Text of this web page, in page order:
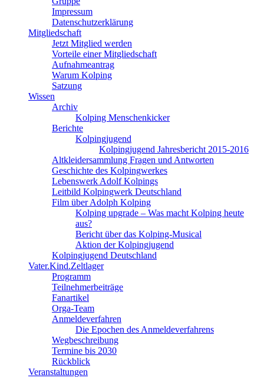
Impressum
Datenschutzerklärung
Mitgliedschaft
Jetzt Mitglied werden
Vorteile einer Mitgliedschaft
Aufnahmeantrag
Warum Kolping
Satzung
Wissen
Archiv
Kolping Menschenkicker
Berichte
Kolpingjugend
Kolpingjugend Jahresbericht 2015-2016
Altkleidersammlung Fragen und Antworten
Geschichte des Kolpingwerkes
Lebenswerk Adolf Kolpings
Leitbild Kolpingwerk Deutschland
Film über Adolph Kolping
Kolping upgrade – Was macht Kolping heute
aus?
Bericht über das Kolping-Musical
Aktion der Kolpingjugend
Kolpingjugend Deutschland
Vater.Kind.Zeltlager
Programm
Teilnehmerbeiträge
Fanartikel
Orga-Team
Anmeldeverfahren
Die Epochen des Anmeldeverfahrens
Wegbeschreibung
Termine bis 2030
Rückblick
Veranstaltungen